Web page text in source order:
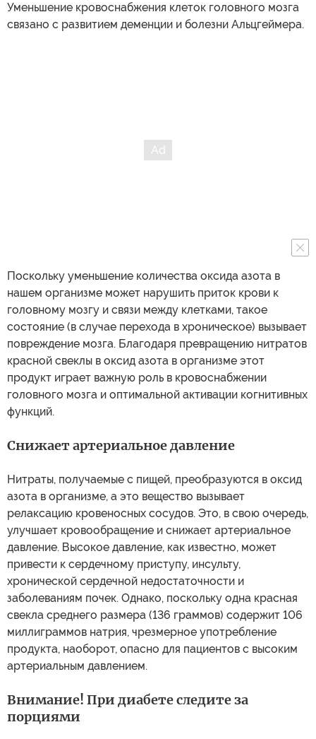
Уменьшение кровоснабжения клеток головного мозга
связано с развитием деменции и болезни Альцгеймера.
Поскольку уменьшение количества оксида азота в
нашем организме может нарушить приток крови к
головному мозгу и связи между клетками, такое
состояние (в случае перехода в хроническое) вызывает
повреждение мозга. Благодаря превращению нитратов
красной свеклы в оксид азота в организме этот
продукт играет важную роль в кровоснабжении
головного мозга и оптимальной активации когнитивных
функций.
Снижает артериальное давление
Нитраты, получаемые с пищей, преобразуются в оксид
азота в организме, а это вещество вызывает
релаксацию кровеносных сосудов. Это, в свою очередь,
улучшает кровообращение и снижает артериальное
давление. Высокое давление, как известно, может
привести к сердечному приступу, инсульту,
хронической сердечной недостаточности и
заболеваниям почек. Однако, поскольку одна красная
свекла среднего размера (136 граммов) содержит 106
миллиграммов натрия, чрезмерное употребление
продукта, наоборот, опасно для пациентов с высоким
артериальным давлением.
Внимание! При диабете следите за
порциями